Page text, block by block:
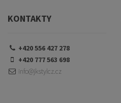
KONTAKTY
+420 556 427 278
+420 777 563 698
info@jkstylcz.cz